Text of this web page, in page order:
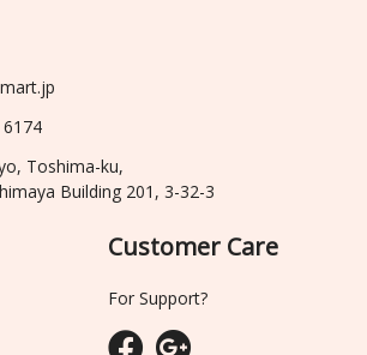
Toshima-ku,
Building 201, 3-32-3
Customer Care
For Support?